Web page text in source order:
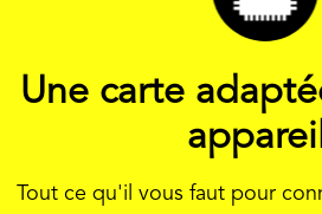
Une carte
Tout ce qu'il vous faut pour